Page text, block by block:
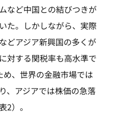
など中国との結びつきが
た。しかしながら、実際
どアジア新興国の多くが
対する関税率も高水準で
、世界の金融市場では
、アジアでは株価の急落
2）。